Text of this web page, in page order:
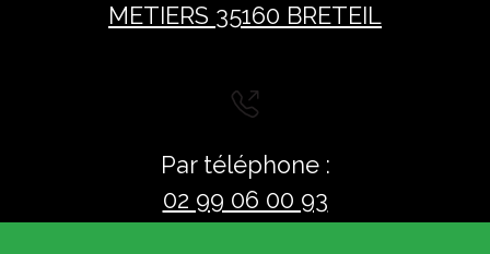
METIERS 35160 BRETEIL
Par téléphone :
02 99 06 00 93